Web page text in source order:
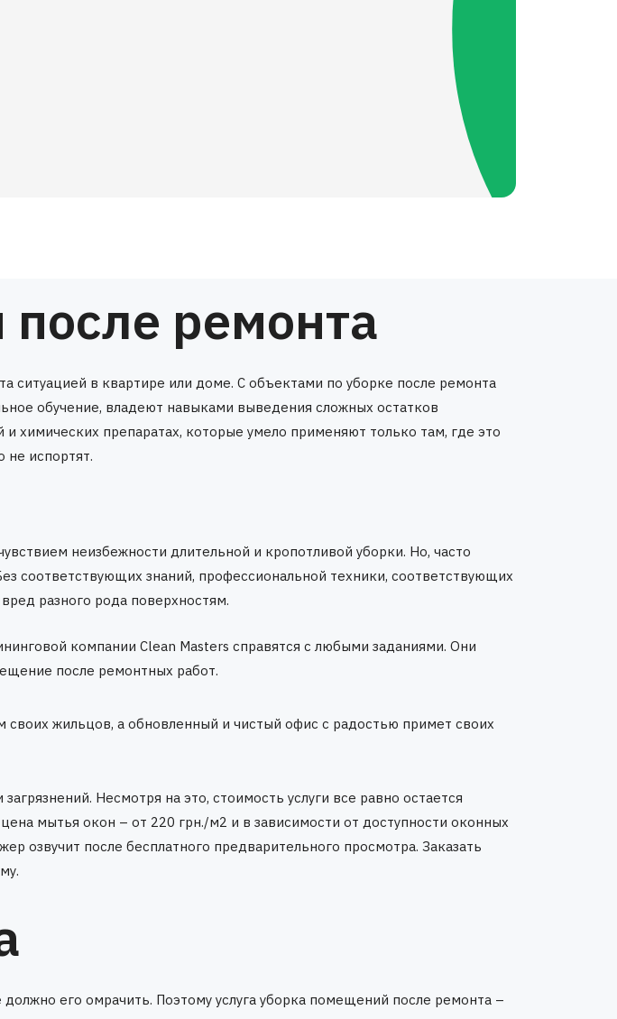
после ремонта
ситуацией в квартире или доме. С объектами по уборке после ремонта
обучение, владеют навыками выведения сложных остатков
химических препаратах, которые умело применяют только там, где это
не испортят.
неизбежности длительной и кропотливой уборки. Но, часто
соответствующих знаний, профессиональной техники, соответствующих
разного рода поверхностям.
компании Clean Masters справятся с любыми заданиями. Они
после ремонтных работ.
жильцов, а обновленный и чистый офис с радостью примет своих
Несмотря на это, стоимость услуги все равно остается
мытья окон – от 220 грн./м2 и в зависимости от доступности оконных
озвучит после бесплатного предварительного просмотра. Заказать
его омрачить. Поэтому услуга уборка помещений после ремонта –